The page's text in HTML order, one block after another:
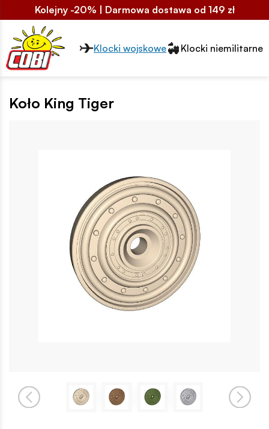
Kolejny -20% | Darmowa dostawa od 149 zł
Przełącznik segmentów2
Klocki wojskowe Klocki niemilitarne
Koło King Tiger